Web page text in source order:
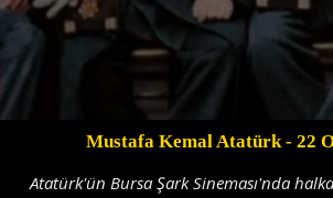
Mustafa Kemal Atatürk- 22
Atatürk'ün Bursa Şark Sineması'nda halka